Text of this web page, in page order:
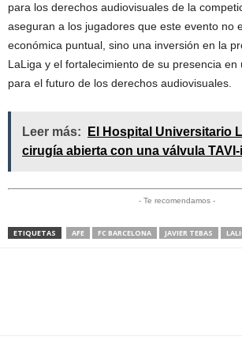
para los derechos audiovisuales de la
aseguran a los jugadores que este evento no
económica puntual, sino una inversión en la
LaLiga y el fortalecimiento de su presencia en
para el futuro de los derechos audiovisuales.
Leer más:
El Hospital Universitario
cirugía abierta con una válvula TAVI-
- Te recomendamos -
ETIQUETAS AFE FC BARCELONA JAVIER TEBAS